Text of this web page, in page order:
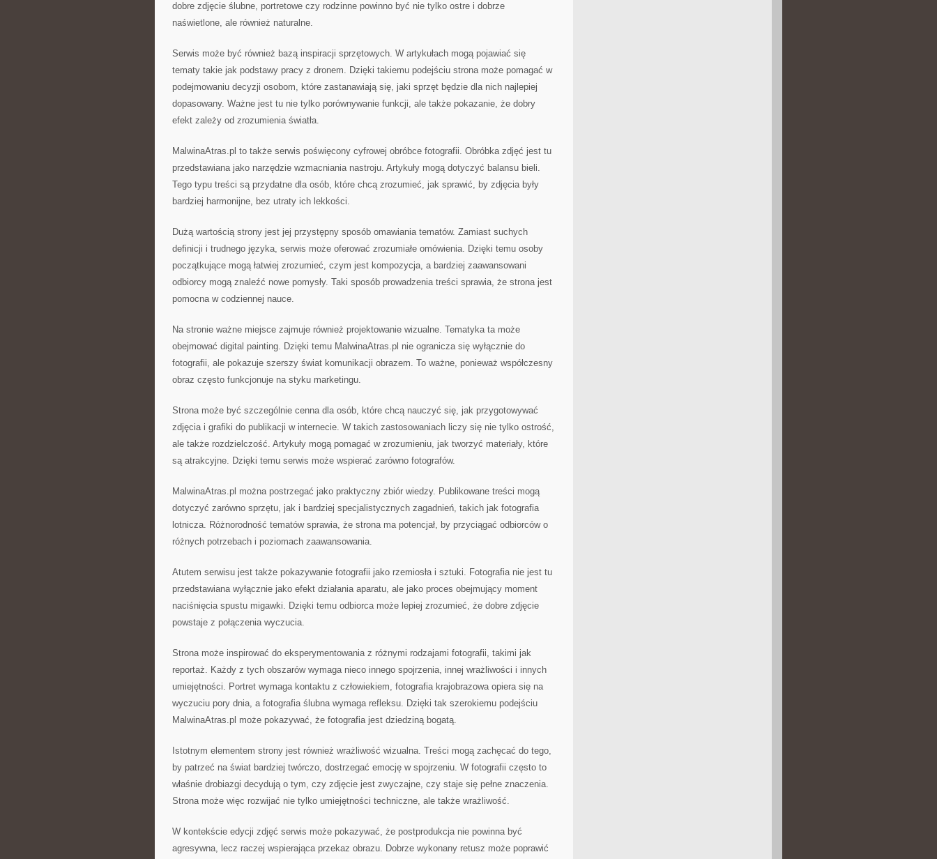
dobre zdjęcie ślubne, portretowe czy rodzinne powinno być nie tylko ostre i dobrze
naświetlone, ale również naturalne.
Serwis może być również bazą inspiracji sprzętowych. W artykułach mogą pojawiać się
tematy takie jak podstawy pracy z dronem. Dzięki takiemu podejściu strona może pomagać w
podejmowaniu decyzji osobom, które zastanawiają się, jaki sprzęt będzie dla nich najlepiej
dopasowany. Ważne jest tu nie tylko porównywanie funkcji, ale także pokazanie, że dobry
efekt zależy od zrozumienia światła.
MalwinaAtras.pl to także serwis poświęcony cyfrowej obróbce fotografii. Obróbka zdjęć jest tu
przedstawiana jako narzędzie wzmacniania nastroju. Artykuły mogą dotyczyć balansu bieli.
Tego typu treści są przydatne dla osób, które chcą zrozumieć, jak sprawić, by zdjęcia były
bardziej harmonijne, bez utraty ich lekkości.
Dużą wartością strony jest jej przystępny sposób omawiania tematów. Zamiast suchych
definicji i trudnego języka, serwis może oferować zrozumiałe omówienia. Dzięki temu osoby
początkujące mogą łatwiej zrozumieć, czym jest kompozycja, a bardziej zaawansowani
odbiorcy mogą znaleźć nowe pomysły. Taki sposób prowadzenia treści sprawia, że strona jest
pomocna w codziennej nauce.
Na stronie ważne miejsce zajmuje również projektowanie wizualne. Tematyka ta może
obejmować digital painting. Dzięki temu MalwinaAtras.pl nie ogranicza się wyłącznie do
fotografii, ale pokazuje szerszy świat komunikacji obrazem. To ważne, ponieważ współczesny
obraz często funkcjonuje na styku marketingu.
Strona może być szczególnie cenna dla osób, które chcą nauczyć się, jak przygotowywać
zdjęcia i grafiki do publikacji w internecie. W takich zastosowaniach liczy się nie tylko ostrość,
ale także rozdzielczość. Artykuły mogą pomagać w zrozumieniu, jak tworzyć materiały, które
są atrakcyjne. Dzięki temu serwis może wspierać zarówno fotografów.
MalwinaAtras.pl można postrzegać jako praktyczny zbiór wiedzy. Publikowane treści mogą
dotyczyć zarówno sprzętu, jak i bardziej specjalistycznych zagadnień, takich jak fotografia
lotnicza. Różnorodność tematów sprawia, że strona ma potencjał, by przyciągać odbiorców o
różnych potrzebach i poziomach zaawansowania.
Atutem serwisu jest także pokazywanie fotografii jako rzemiosła i sztuki. Fotografia nie jest tu
przedstawiana wyłącznie jako efekt działania aparatu, ale jako proces obejmujący moment
naciśnięcia spustu migawki. Dzięki temu odbiorca może lepiej zrozumieć, że dobre zdjęcie
powstaje z połączenia wyczucia.
Strona może inspirować do eksperymentowania z różnymi rodzajami fotografii, takimi jak
reportaż. Każdy z tych obszarów wymaga nieco innego spojrzenia, innej wrażliwości i innych
umiejętności. Portret wymaga kontaktu z człowiekiem, fotografia krajobrazowa opiera się na
wyczuciu pory dnia, a fotografia ślubna wymaga refleksu. Dzięki tak szerokiemu podejściu
MalwinaAtras.pl może pokazywać, że fotografia jest dziedziną bogatą.
Istotnym elementem strony jest również wrażliwość wizualna. Treści mogą zachęcać do tego,
by patrzeć na świat bardziej twórczo, dostrzegać emocję w spojrzeniu. W fotografii często to
właśnie drobiazgi decydują o tym, czy zdjęcie jest zwyczajne, czy staje się pełne znaczenia.
Strona może więc rozwijać nie tylko umiejętności techniczne, ale także wrażliwość.
W kontekście edycji zdjęć serwis może pokazywać, że postprodukcja nie powinna być
agresywna, lecz raczej wspierająca przekaz obrazu. Dobrze wykonany retusz może poprawić